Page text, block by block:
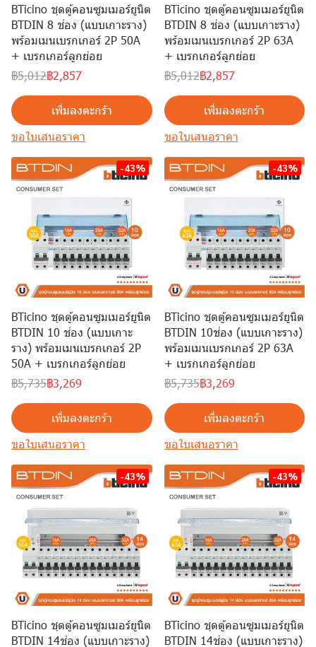
BTicino ชุดตู้คอนซูมเมอร์ยูนิต
BTDIN 8 ช่อง (แบบเกาะราง)
พร้อมเมนเบรกเกอร์ 2P 50A
+ เบรกเกอร์ลูกย่อย
฿5,012฿2,857
เพิ่มลงตะกร้า
ขอใบเสนอราคา
BTicino ชุดตู้คอนซูมเมอร์ยูนิต
BTDIN 8 ช่อง (แบบเกาะราง)
พร้อมเมนเบรกเกอร์ 2P 63A
+ เบรกเกอร์ลูกย่อย
฿5,012฿2,857
เพิ่มลงตะกร้า
ขอใบเสนอราคา
-43%
BTicino ชุดตู้คอนซูมเมอร์ยูนิต
BTDIN 10 ช่อง (แบบเกาะ
ราง) พร้อมเมนเบรกเกอร์ 2P
50A + เบรกเกอร์ลูกย่อย
฿5,735฿3,269
เพิ่มลงตะกร้า
ขอใบเสนอราคา
-43%
BTicino ชุดตู้คอนซูมเมอร์ยูนิต
BTDIN 10ช่อง (แบบเกาะราง)
พร้อมเมนเบรกเกอร์ 2P 63A
+ เบรกเกอร์ลูกย่อย
฿5,735฿3,269
เพิ่มลงตะกร้า
ขอใบเสนอราคา
-43%
BTicino ชุดตู้คอนซูมเมอร์ยูนิต
BTDIN 14ช่อง (แบบเกาะราง)
-43%
BTicino ชุดตู้คอนซูมเมอร์ยูนิต
BTDIN 14ช่อง (แบบเกาะราง)